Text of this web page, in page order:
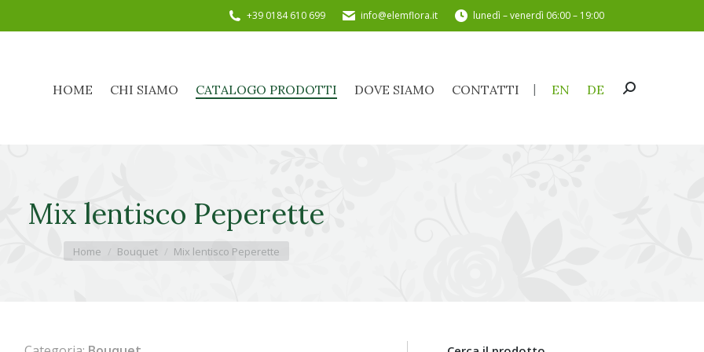
+39 0184 610 699 info@elemflora.it lunedì – venerdì 06:00 – 19:00
HOME CHI SIAMO CATALOGO PRODOTTI DOVE SIAMO CONTATTI EN DE Cerca:
Mix lentisco Peperette
Tu sei qui:
Home Bouquet Mix lentisco Peperette
HOME CHI SIAMO CATALOGO PRODOTTI DOVE SIAMO CONTATTI EN DE